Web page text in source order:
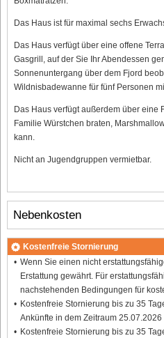
Das Haus ist für maximal sechs
Das Haus verfügt über eine offene
Gasgrill, auf der Sie Ihr Abendessen
Sonnenuntergang über dem Fjord
Wildnisbadewanne für fünf Personen
Das Haus verfügt außerdem über eine
Familie Würstchen braten,
kann.
Nicht an Jugendgruppen vermietbar.
Nebenkosten
Kostenfreie Stornierung
Wenn Sie einen nicht
Erstattung gewährt. Für
nachstehenden Bedingungen für
Kostenfreie Stornierung bis zu 35
Ankünfte in dem Zeitraum
Kostenfreie Stornierung bis zu 35